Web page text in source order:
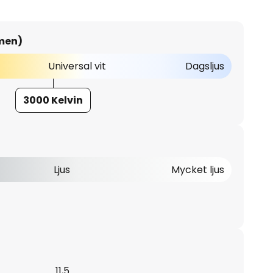
Universal vit
Dagsljus
3000 Kelvin
Ljus Mycket ljus